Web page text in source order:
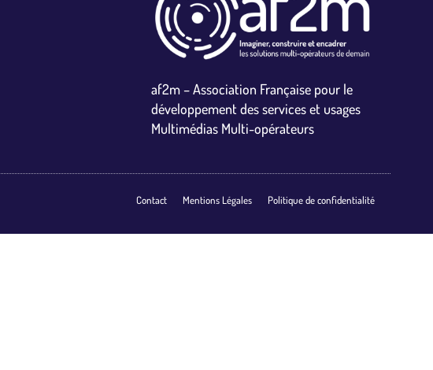
af2m – Association Française pour le
développement des services et usages
Multimédias Multi-opérateurs
Contact Mentions Légales Politique de confidentialité